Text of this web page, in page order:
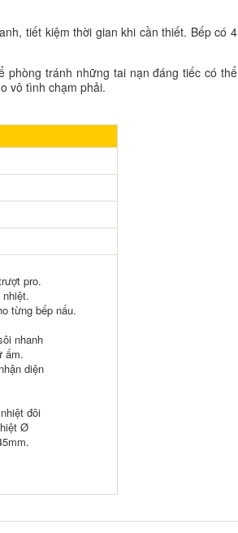
tiết kiệm thời gian khi cần thiết. Bếp có 4
phòng tránh những tai nạn đáng tiếc có thể
vô tình chạm phải.
pro.
từng bếp nấu.
nhanh
ấm.
diện
đôi
Ø